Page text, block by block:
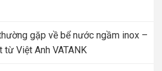
gặp về bể nước ngầm inox –
Việt Anh VATANK